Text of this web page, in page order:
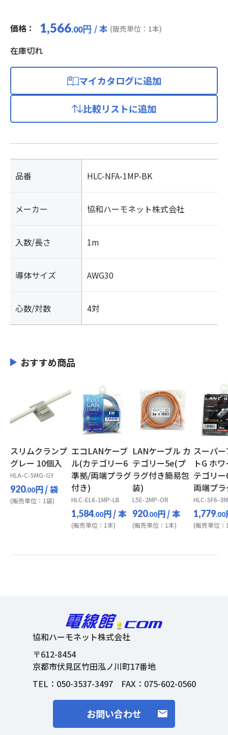
価格： 1,566.00円 / 本 (販売単位：1本)
在庫切れ
マイカタログに追加
比較リストに追加
品番 HLC-NFA-1MP-BK
メーカー 協和ハーモネット株式会社
入数/長さ 1m
導体サイズ AWG30
心数/対数 4対
おすすめ商品
スリムクランプ
グレー 10個入
HLA-C-SMG-GY
920.00円/ 袋
(販売単位：1袋)
エコLANケーブ
ル(カテゴリー6
準拠/両端プラグ
付き)
HLC-EL6-1MP-LB
1,584.00円/ 本
(販売単位：1本)
LANケーブル カ
テゴリー5e(プ
ラグ付き簡易包
装)
L5E-2MP-OR
920.00円/ 本
(販売単位：1本)
スーパ
トG ホ
テゴリ
両端プ
HLC-SF6-
1,779.00
(販売単位：
協和ハーモネット株式会社
〒612-8454
京都市伏見区竹田泓ノ川町17番地
TEL： 050-3537-3497FAX：075-602-0560
お問い合わせ